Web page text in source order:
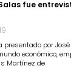
fue
presentado por
económico,
Martínez de